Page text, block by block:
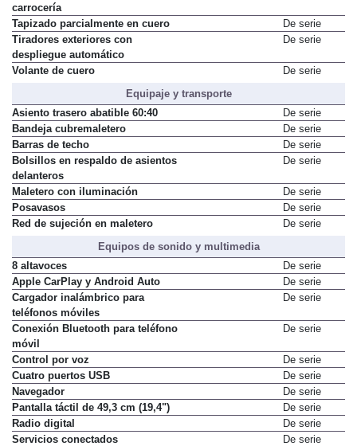
carrocería
Tapizado parcialmente en cuero
De serie
Tiradores exteriores con
despliegue automático
De serie
Volante de cuero
De serie
Equipaje y transporte
Asiento trasero abatible 60:40
De serie
Bandeja cubremaletero
De serie
Barras de techo
De serie
Bolsillos en respaldo de asientos
delanteros
De serie
Maletero con iluminación
De serie
Posavasos
De serie
Red de sujeción en maletero
De serie
Equipos de sonido y multimedia
8 altavoces
De serie
Apple CarPlay y Android Auto
De serie
Cargador inalámbrico para
teléfonos móviles
De serie
Conexión Bluetooth para teléfono
móvil
De serie
Control por voz
De serie
Cuatro puertos USB
De serie
Navegador
De serie
Pantalla táctil de 49,3 cm (19,4")
De serie
Radio digital
De serie
Servicios conectados
De serie